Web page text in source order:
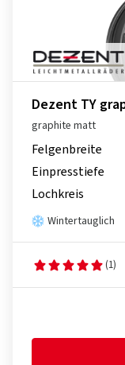
Dezent TY
graphite matt
Felgenbreite
Einpresstiefe
Lochkreis
Wintertauglich
(1)